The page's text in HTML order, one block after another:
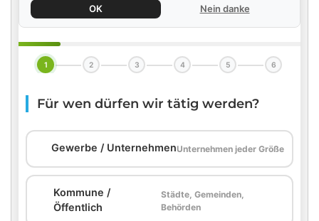
OK Nein danke
1 2 3 4 5 6
Für wen dürfen wir tätig werden?
Gewerbe / UnternehmenUnternehmen jeder Größe
Kommune /
Öffentlich
Städte, Gemeinden,
Behörden